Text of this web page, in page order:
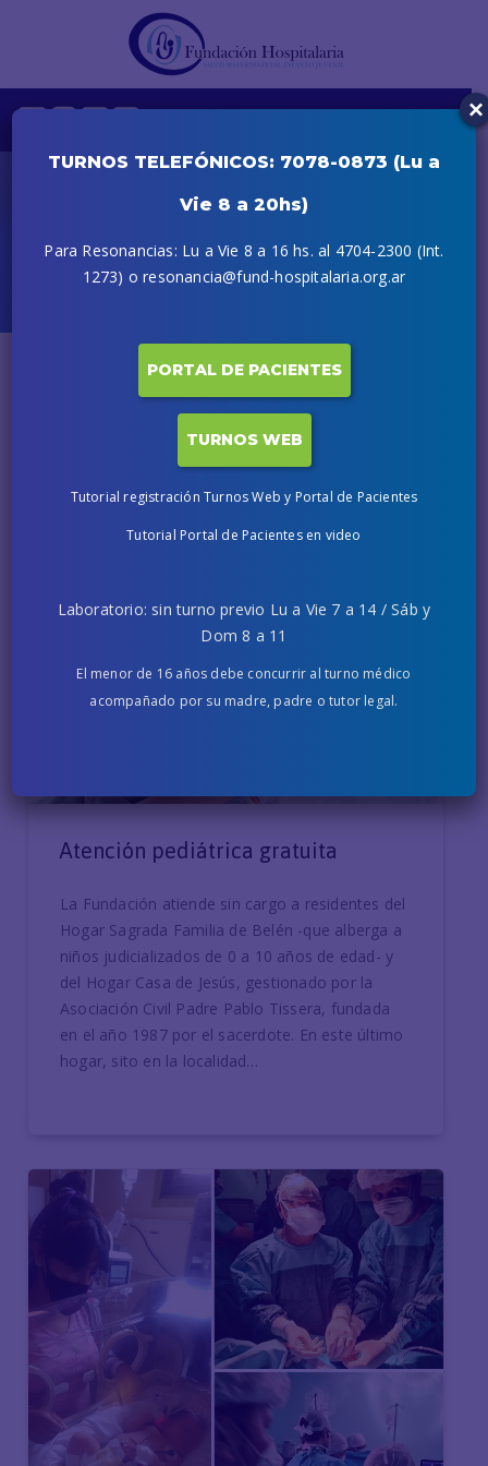
Acción Social
Atención pediátrica gratuita
La Fundación atiende sin cargo a residentes del
Hogar Sagrada Familia de Belén -que alberga a
niños judicializados de 0 a 10 años de edad- y
del Hogar Casa de Jesús, gestionado por la
Asociación Civil Padre Pablo Tissera, fundada
en el año 1987 por el sacerdote. En este último
hogar, sito en la localidad…
TURNOS TELEFÓNICOS: 7078-0873 (Lu a
Vie 8 a 20hs)
Para Resonancias: Lu a Vie 8 a 16 hs. al 4704-2300 (Int.
1273) o resonancia@fund-hospitalaria.org.ar
PORTAL DE PACIENTES
TURNOS WEB
Tutorial registración Turnos Web y Portal de Pacientes
Tutorial Portal de Pacientes en video
Laboratorio: sin turno previo Lu a Vie 7 a 14 / Sáb y
Dom 8 a 11
El menor de 16 años debe concurrir al turno médico
acompañado por su madre, padre o tutor legal.
×